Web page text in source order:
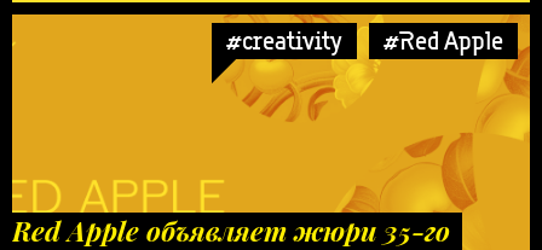
#creativity #Red Apple
Red Apple объявляет жюри 35-го